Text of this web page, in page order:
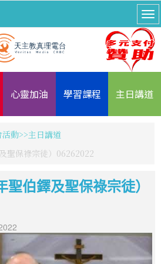
心靈加油 學習課程 主日講道
活動
主日講道
聖保祿宗徒）06262022
伯鐸及聖保祿宗徒）